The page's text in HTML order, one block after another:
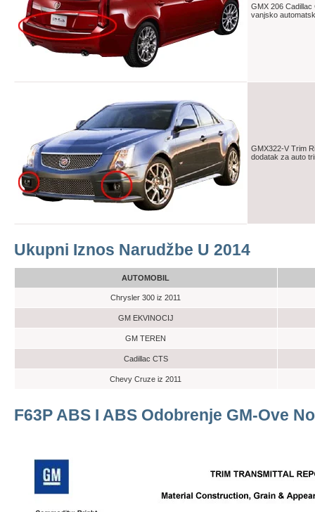
GMX 206
vanjsko
GMX322-V Trim
dodatak za auto
Ukupni Iznos Narudžbe U 2014
AUTOMOBIL
Chrysler 300 iz 2011
GM EKVINOCIJ
GM TEREN
Cadillac CTS
Chevy Cruze iz 2011
F63P ABS I ABS Odobrenje GM-Ove